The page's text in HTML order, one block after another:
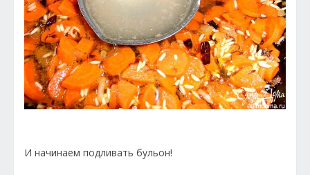
И начинаем подливать бульон!